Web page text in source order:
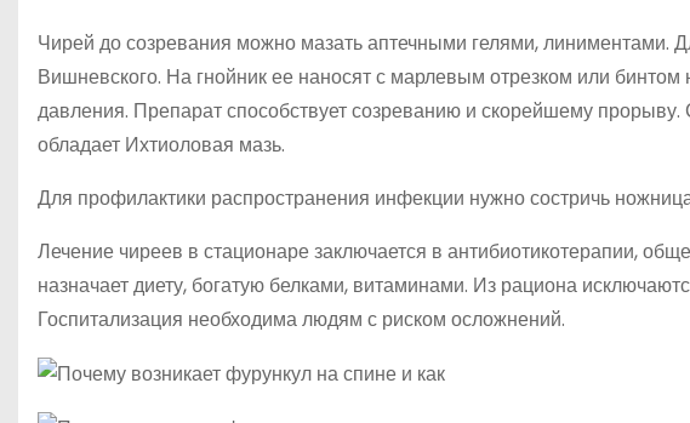
Чирей до созревания можно мазать аптечными гелями, линиментами.
Вишневского. На гнойник ее наносят с марлевым отрезком или
давления. Препарат способствует созреванию и скорейшему
обладает Ихтиоловая мазь.
Для профилактики распространения инфекции нужно состричь
Лечение чиреев в стационаре заключается в антибиотикотерапии,
назначает диету, богатую белками, витаминами. Из рациона
Госпитализация необходима людям с риском осложнений.